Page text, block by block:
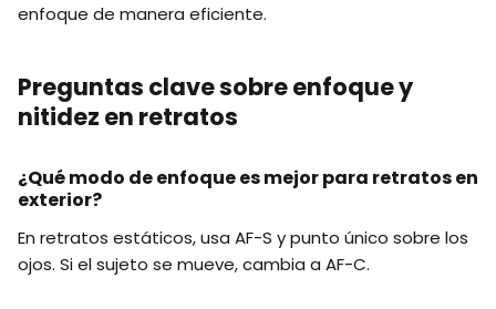
enfoque de manera eficiente.
Preguntas clave sobre enfoque y
nitidez en retratos
¿Qué modo de enfoque es mejor para retratos en
exterior?
En retratos estáticos, usa AF-S y punto único sobre los
ojos. Si el sujeto se mueve, cambia a AF-C.